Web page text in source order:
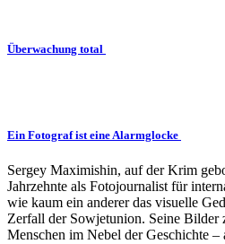
Überwachung total
Ein Fotograf ist eine Alarmglocke
Sergey Maximishin, auf der Krim
Jahrzehnte als Fotojournalist für
wie kaum ein anderer das visuelle
Zerfall der Sowjetunion. Seine Bilder
Menschen im Nebel der Geschichte